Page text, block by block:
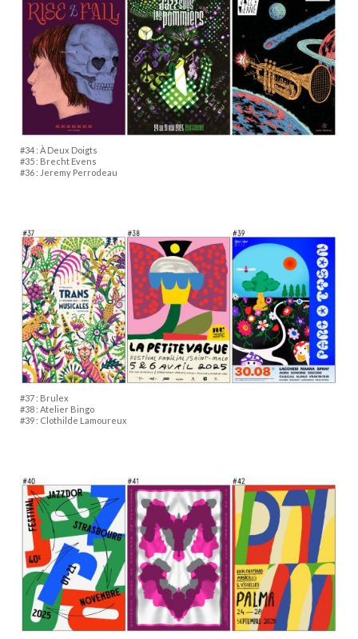
#34 : À Deux Doigts
#35 : Brecht Evens
#36 : Jeremy Perrodeau
#37 : Brulex
#38 : Atelier Bingo
#39 : Clothilde Lamoureux